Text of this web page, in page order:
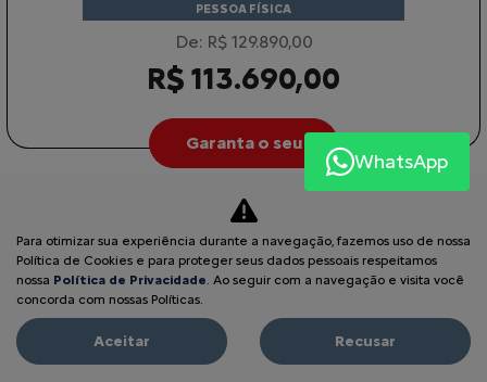
PESSOA FÍSICA
De: R$ 129.890,00
R$ 113.690,00
Garanta o seu
BASALT
BASALT SHINE TURBO 200 AT 2026
WhatsApp
Para otimizar sua experiência durante a navegação, fazemos uso de nossa
Política de Cookies e para proteger seus dados pessoais respeitamos
nossa Política de Privacidade. Ao seguir com a navegação e visita você
concorda com nossas Políticas.
Aceitar Recusar